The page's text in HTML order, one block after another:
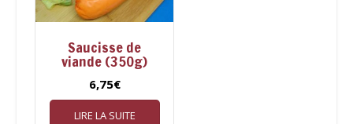
Saucisse de
viande (350g)
6,75€
LIRE LA SUITE